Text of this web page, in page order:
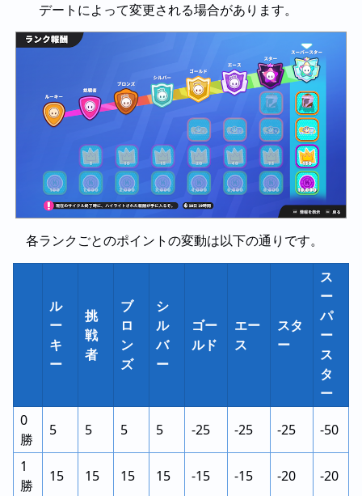
デートによって変更される場合があります。
各ランクごとのポイントの変動は以下の通りです。
ル
ー
キ
ー
挑
戦
者
ブ
ロ
ン
ズ
シ
ル
バ
ー
ゴー
ルド
エー
ス
スタ
ー
ス
ー
パ
ー
ス
タ
ー
0
勝
5 5 5 5 -25 -25 -25 -50
1
勝
15 15 15 15 -15 -15 -20 -20